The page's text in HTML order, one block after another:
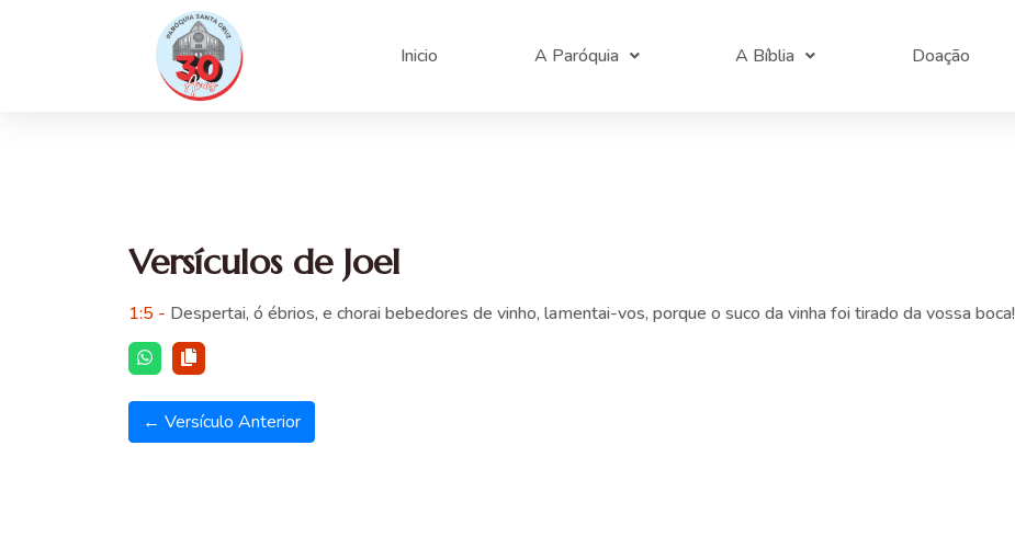
Inicio A Paróquia A Bíblia Doação
Versículos de Joel
1:5 - Despertai, ó ébrios, e chorai bebedores de vinho, lamentai-vos, porque o suco da vinha foi tirado da vossa boca!
← Versículo Anterior